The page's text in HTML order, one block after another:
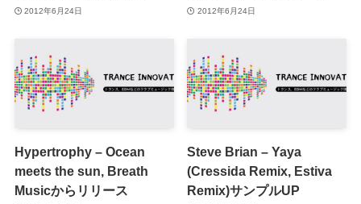
2012年6月24日 2012年6月24日
Hypertrophy – Ocean
meets the sun, Breath
Musicからリリース
Steve Brian – Yaya
(Cressida Remix, Estiva
Remix)サンプルUP